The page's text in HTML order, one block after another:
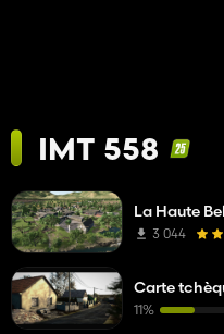
IMT 558
La Haute
3 044
Carte
11%